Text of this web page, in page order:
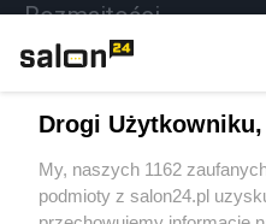
Rozmaitości
Sport
Społeczeństwo
Drogi Użytkowniku,
My, naszych 1162
podmioty z salon24.pl